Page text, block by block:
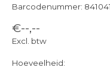
Barcodenummer:
€--,--
Excl. btw
Hoeveelheid: